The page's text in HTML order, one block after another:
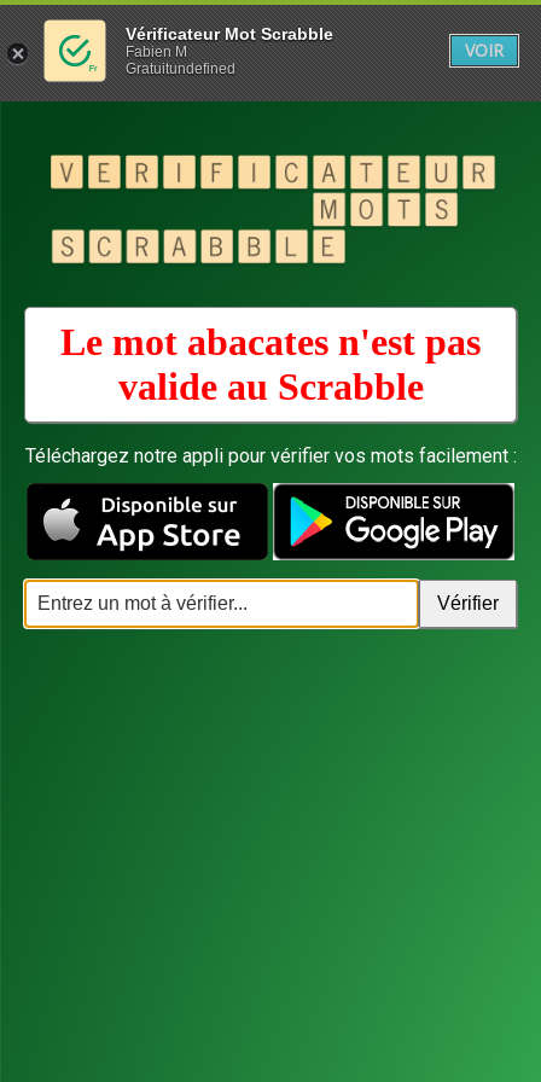
Le mot abacates n'est pas
valide au Scrabble
Téléchargez notre appli pour vérifier vos mots facilement :
Vérificateur Mot Scrabble
Fabien M
Gratuitundefined
VOIR